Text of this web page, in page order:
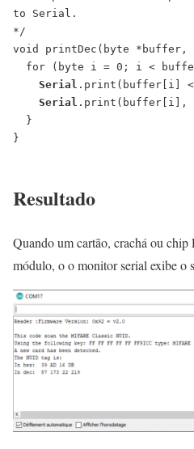
to Serial.
*/
void printDec(byte *buffer,
Serial .print(buffer[i]
Serial .print(buffer[i],
}
Resultado
Quando um cartão, crachá ou
módulo, o o monitor serial exibe o